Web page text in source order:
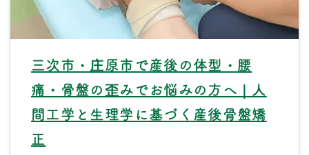
三次市・庄原市で産後の体型・腰
痛・骨盤の歪みでお悩みの方へ｜人
間工学と生理学に基づく産後骨盤矯
正